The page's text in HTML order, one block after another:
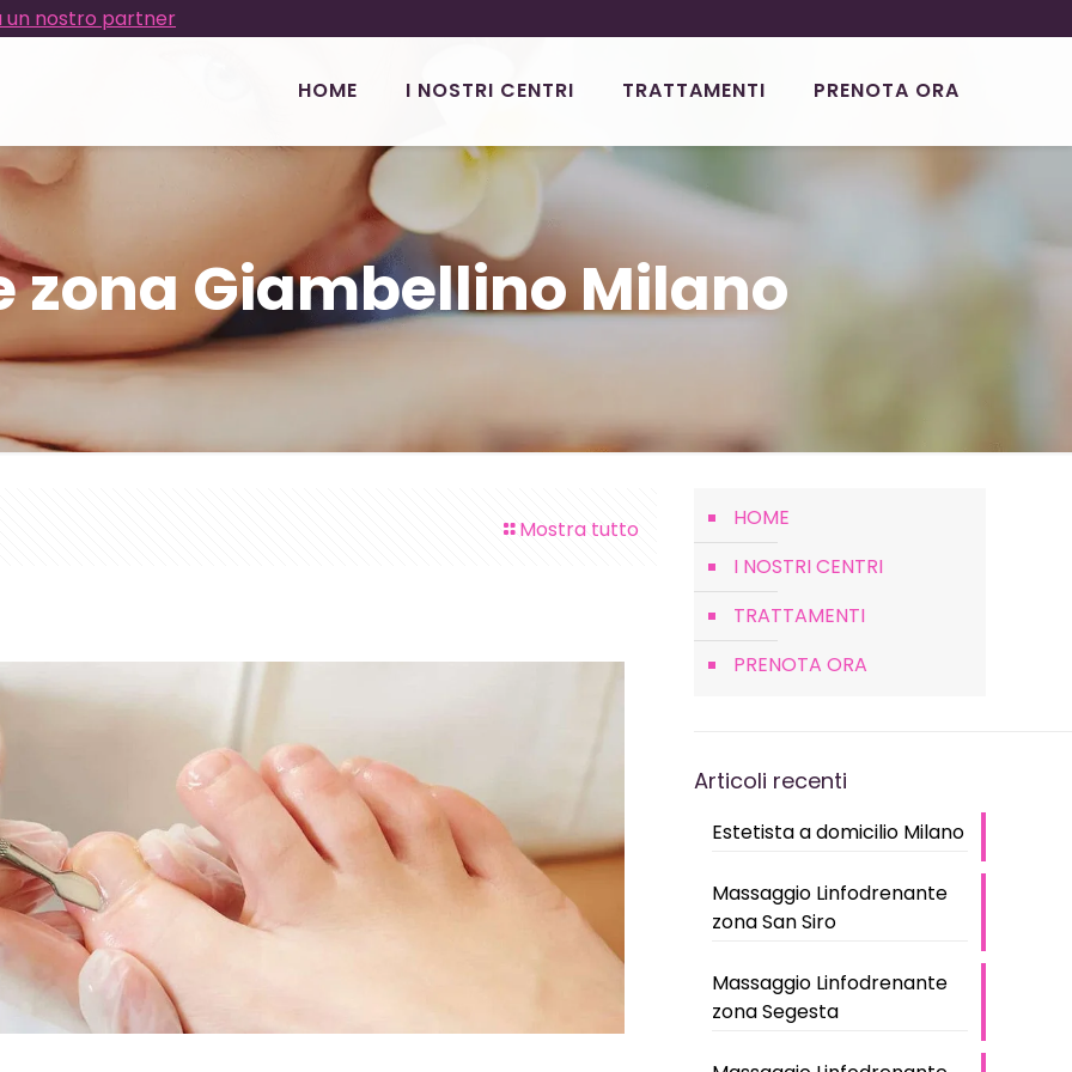
un nostro partner
HOME I NOSTRI CENTRI TRATTAMENTI PRENOTA ORA
zona Giambellino Milano
Mostra tutto
HOME
I NOSTRI CENTRI
TRATTAMENTI
PRENOTA ORA
Articoli recenti
Estetista a domicilio Milano
Massaggio Linfodrenante
zona San Siro
Massaggio Linfodrenante
zona Segesta